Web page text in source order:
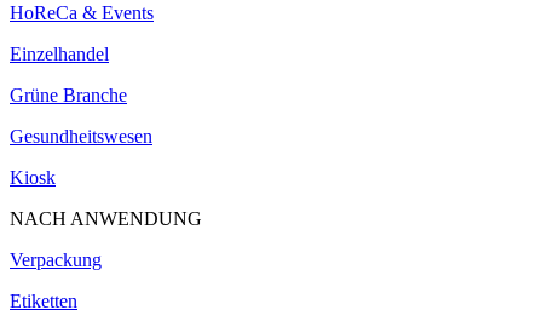
HoReCa & Events
Einzelhandel
Grüne Branche
Gesundheitswesen
Kiosk
NACH ANWENDUNG
Verpackung
Etiketten